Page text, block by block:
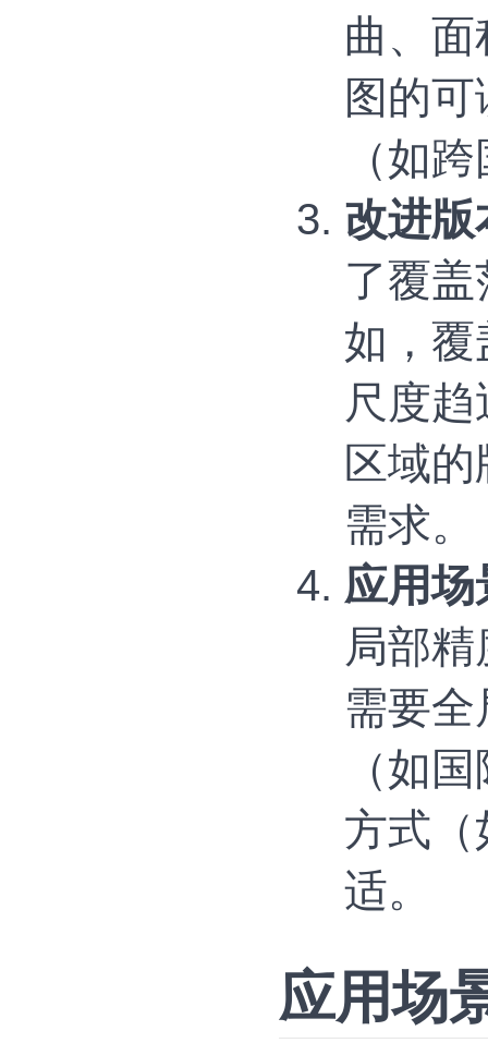
曲、
图的
（如
改进版
了覆
如，覆
尺度
区域
需求。
应用场
局部
需要
（如
方式（
适。
应用场